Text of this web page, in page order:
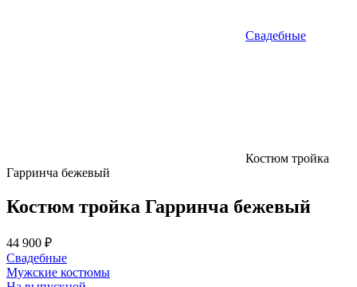
Свадебные
Костюм тройка
Гарринча бежевый
Костюм тройка Гарринча бежевый
44 900 ₽
Свадебные
Мужские костюмы